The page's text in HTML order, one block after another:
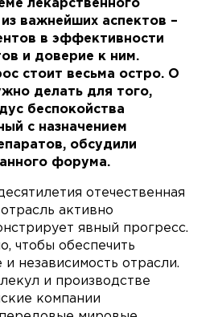
лекарственного
важнейших аспектов –
в эффективности
и доверие к ним.
стоит весьма остро. О
делать для того,
беспокойства
с назначением
обсудили
форума.
отечественная
активно
явный прогресс.
чтобы обеспечить
независимость отрасли.
и производстве
компании